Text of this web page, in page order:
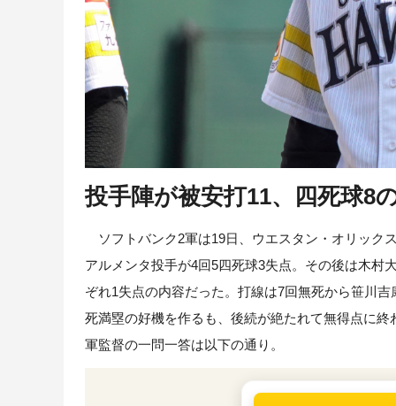
投手陣が被安打11、四死球8
ソフトバンク2軍は19日、ウエスタン・オリック
アルメンタ投手が4回5四死球3失点。その後は木村
ぞれ1失点の内容だった。打線は7回無死から笹川
死満塁の好機を作るも、後続が絶たれて無得点に
軍監督の一問一答は以下の通り。